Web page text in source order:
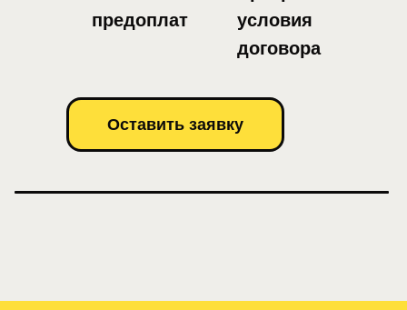
Оставить заявку
предоплат
условия
договора